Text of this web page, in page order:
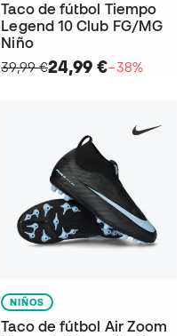
Taco de fútbol Tiempo
Legend 10 Club FG/MG
Niño
39,99 €24,99 €−38%
NIÑOS
Taco de fútbol Air Zoom